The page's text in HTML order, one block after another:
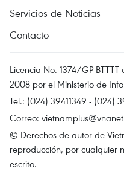
Servicios de Noticias
Contacto
Licencia No. 1374/GP-
2008 por el Ministerio de
Tel.: (024) 39411349 - (024)
Correo:
© Derechos de autor de
reproducción, por cualquier
escrito.